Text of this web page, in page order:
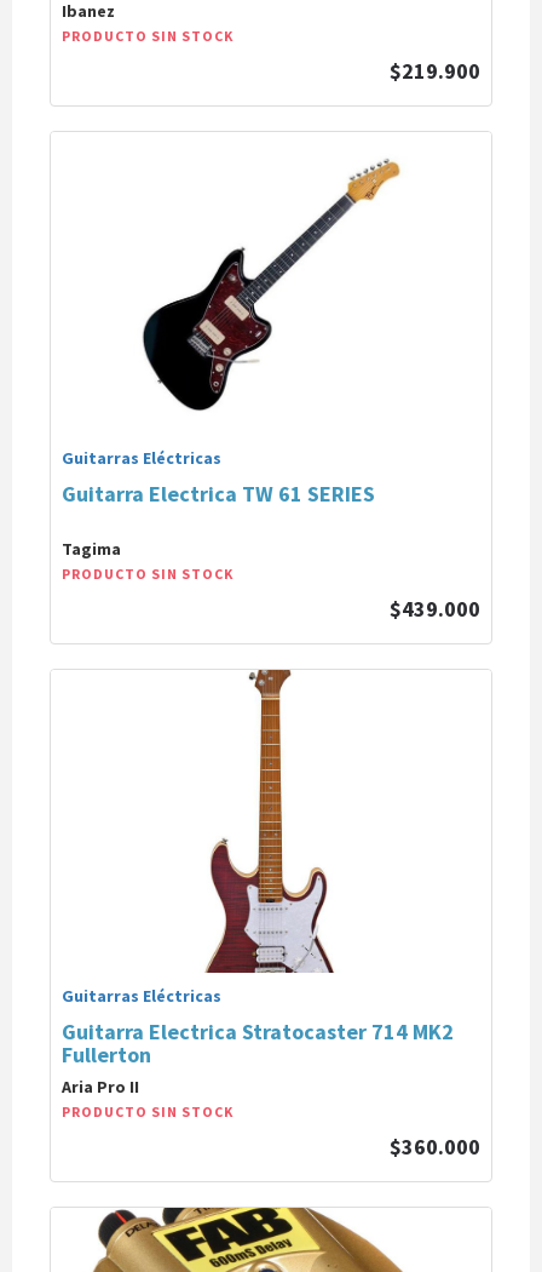
Ibanez
PRODUCTO SIN STOCK
$219.900
Guitarras Eléctricas
Guitarra Electrica TW 61 SERIES
Tagima
PRODUCTO SIN STOCK
$439.000
Guitarras Eléctricas
Guitarra Electrica Stratocaster 714 MK2
Fullerton
Aria Pro II
PRODUCTO SIN STOCK
$360.000